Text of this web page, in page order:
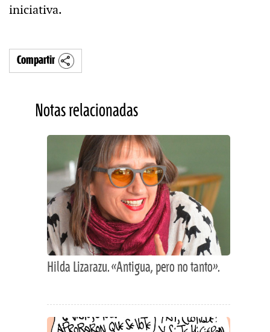
iniciativa.
Compartir
Notas relacionadas
Hilda Lizarazu. «Antigua, pero no tanto».